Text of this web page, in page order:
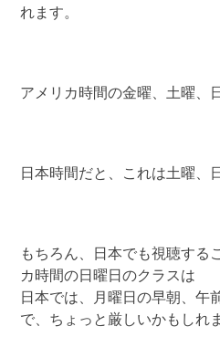
れます。
アメリカ時間の金曜、土曜、
日本時間だと、これは土曜、
もちろん、日本でも視聴する
カ時間の日曜日のクラスは
日本では、月曜日の早朝、午
で、ちょっと厳しいかもしれ